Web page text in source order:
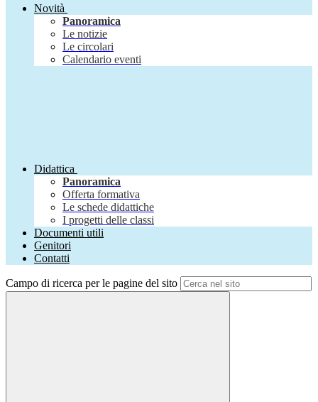
Novità
Panoramica
Le notizie
Le circolari
Calendario eventi
Didattica
Panoramica
Offerta formativa
Le schede didattiche
I progetti delle classi
Documenti utili
Genitori
Contatti
Campo di ricerca per le pagine del sito